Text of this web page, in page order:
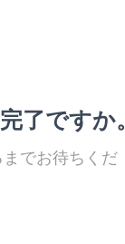
了ですか。
でお待ちくだ